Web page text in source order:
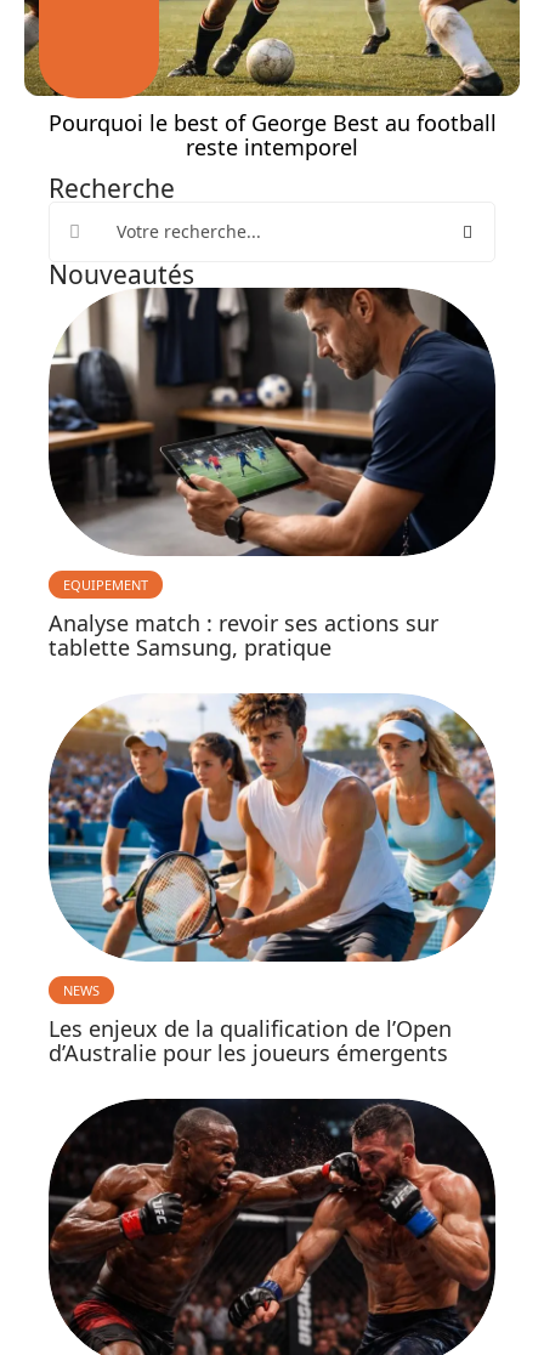
Pourquoi le best of George Best au football
reste intemporel
Recherche
Nouveautés
EQUIPEMENT
Analyse match : revoir ses actions sur
tablette Samsung, pratique
NEWS
Les enjeux de la qualification de l’Open
d’Australie pour les joueurs émergents